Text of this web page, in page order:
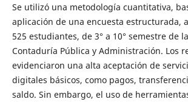
Se utilizó una metodología cuantitativa,
aplicación de una encuesta estructurada,
525 estudiantes, de 3° a 10° semestre de
Contaduría Pública y Administración. Los
evidenciaron una alta aceptación de
digitales básicos, como pagos,
saldo. Sin embargo, el uso de